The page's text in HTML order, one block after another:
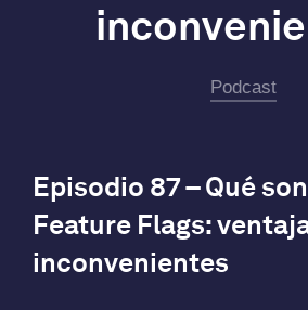
Podcast
Episodio 87 – Qué
Feature Flags:
inconvenientes